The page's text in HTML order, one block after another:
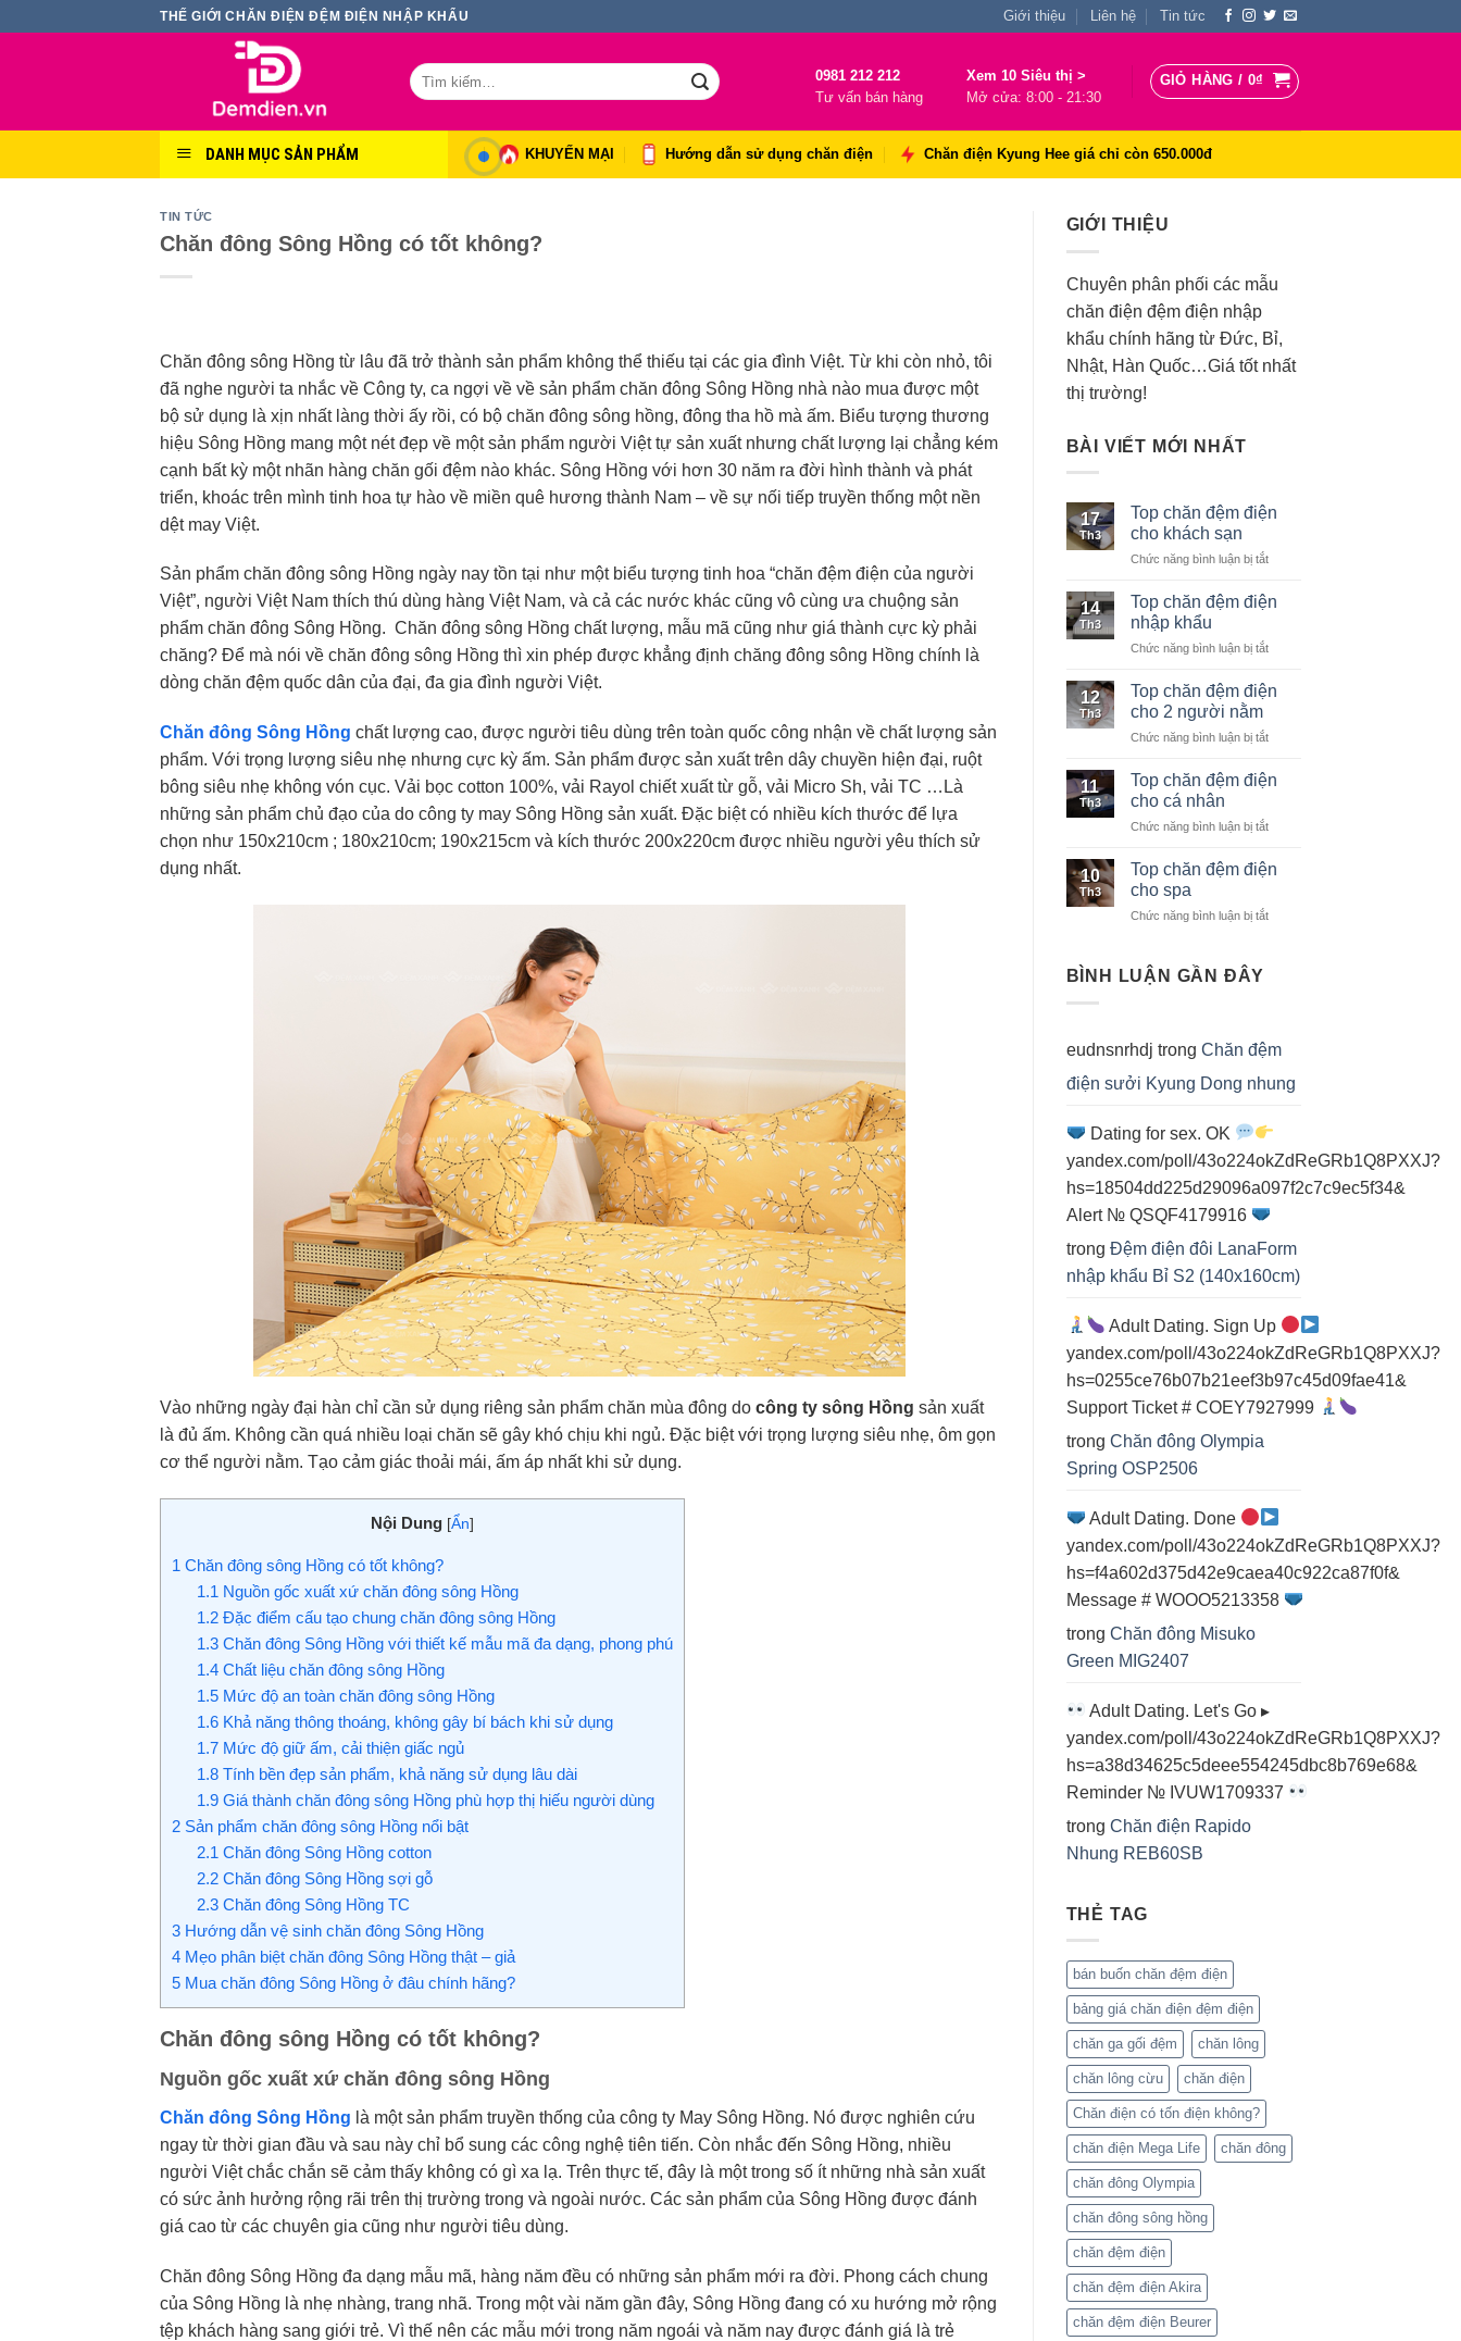
THẾ GIỚI CHĂN ĐIỆN ĐỆM ĐIỆN NHẬP KHẨU Giới thiệu Liên hệ Tin tức
Tìm
kiếm:
0981 212 212
Tư vấn bán hàng
Xem 10 Siêu thị >
Mở cửa: 8:00 - 21:30
GIỎ HÀNG / 0₫
DANH MỤC SẢN PHẨM KHUYẾN MẠI Hướng dẫn sử dụng chăn điện Chăn điện Kyung Hee giá chỉ còn 650.000đ
TIN TỨC
Chăn đông Sông Hồng có tốt không?
Chăn đông sông Hồng từ lâu đã trở thành sản phẩm không thể thiếu tại các gia đình Việt. Từ khi còn nhỏ, tôi
đã nghe người ta nhắc về Công ty, ca ngợi về về sản phẩm chăn đông Sông Hồng nhà nào mua được một
bộ sử dụng là xịn nhất làng thời ấy rồi, có bộ chăn đông sông hồng, đông tha hồ mà ấm. Biểu tượng thương
hiệu Sông Hồng mang một nét đẹp về một sản phẩm người Việt tự sản xuất nhưng chất lượng lại chẳng kém
cạnh bất kỳ một nhãn hàng chăn gối đệm nào khác. Sông Hồng với hơn 30 năm ra đời hình thành và phát
triển, khoác trên mình tinh hoa tự hào về miền quê hương thành Nam – về sự nối tiếp truyền thống một nền
dệt may Việt.
Sản phẩm chăn đông sông Hồng ngày nay tồn tại như một biểu tượng tinh hoa “chăn đệm điện của người
Việt”, người Việt Nam thích thú dùng hàng Việt Nam, và cả các nước khác cũng vô cùng ưa chuộng sản
phẩm chăn đông Sông Hồng. Chăn đông sông Hồng chất lượng, mẫu mã cũng như giá thành cực kỳ phải
chăng? Để mà nói về chăn đông sông Hồng thì xin phép được khẳng định chăng đông sông Hồng chính là
dòng chăn đệm quốc dân của đại, đa gia đình người Việt.
Chăn đông Sông Hồng chất lượng cao, được người tiêu dùng trên toàn quốc công nhận về chất lượng sản
phẩm. Với trọng lượng siêu nhẹ nhưng cực kỳ ấm. Sản phẩm được sản xuất trên dây chuyền hiện đại, ruột
bông siêu nhẹ không vón cục. Vải bọc cotton 100%, vải Rayol chiết xuất từ gỗ, vải Micro Sh, vải TC …Là
những sản phẩm chủ đạo của do công ty may Sông Hồng sản xuất. Đặc biệt có nhiều kích thước để lựa
chọn như 150x210cm ; 180x210cm; 190x215cm và kích thước 200x220cm được nhiều người yêu thích sử
dụng nhất.
Vào những ngày đại hàn chỉ cần sử dụng riêng sản phẩm chăn mùa đông do công ty sông Hồng sản xuất
là đủ ấm. Không cần quá nhiều loại chăn sẽ gây khó chịu khi ngủ. Đặc biệt với trọng lượng siêu nhẹ, ôm gọn
cơ thể người nằm. Tạo cảm giác thoải mái, ấm áp nhất khi sử dụng.
Nội Dung [Ẩn]
1 Chăn đông sông Hồng có tốt không?
1.1 Nguồn gốc xuất xứ chăn đông sông Hồng
1.2Đặc điểm cấu tạo chung chăn đông sông Hồng
1.3Chăn đông Sông Hồng với thiết kế mẫu mã đa dạng, phong phú
1.4Chất liệu chăn đông sông Hồng
1.5Mức độ an toàn chăn đông sông Hồng
1.6Khả năng thông thoáng, không gây bí bách khi sử dụng
1.7Mức độ giữ ấm, cải thiện giấc ngủ
1.8Tính bền đẹp sản phẩm, khả năng sử dụng lâu dài
1.9Giá thành chăn đông sông Hồng phù hợp thị hiếu người dùng
2 Sản phẩm chăn đông sông Hồng nổi bật
2.1 Chăn đông Sông Hồng cotton
2.2Chăn đông Sông Hồng sợi gỗ
2.3Chăn đông Sông Hồng TC
3 Hướng dẫn vệ sinh chăn đông Sông Hồng
4 Mẹo phân biệt chăn đông Sông Hồng thật – giả
5 Mua chăn đông Sông Hồng ở đâu chính hãng?
Chăn đông sông Hồng có tốt không?
Nguồn gốc xuất xứ chăn đông sông Hồng
Chăn đông Sông Hồng là một sản phẩm truyền thống của công ty May Sông Hồng. Nó được nghiên cứu
ngay từ thời gian đầu và sau này chỉ bổ sung các công nghệ tiên tiến. Còn nhắc đến Sông Hồng, nhiều
người Việt chắc chắn sẽ cảm thấy không có gì xa lạ. Trên thực tế, đây là một trong số ít những nhà sản xuất
có sức ảnh hưởng rộng rãi trên thị trường trong và ngoài nước. Các sản phẩm của Sông Hồng được đánh
giá cao từ các chuyên gia cũng như người tiêu dùng.
Chăn đông Sông Hồng đa dạng mẫu mã, hàng năm đều có những sản phẩm mới ra đời. Phong cách chung
của Sông Hồng là nhẹ nhàng, trang nhã. Trong một vài năm gần đây, Sông Hồng đang có xu hướng mở rộng
tệp khách hàng sang giới trẻ. Vì thế nên các mẫu mới trong năm ngoái và năm nay được đánh giá là trẻ
GIỚI THIỆU
Chuyên phân phối các mẫu
chăn điện đệm điện nhập
khẩu chính hãng từ Đức, Bỉ,
Nhật, Hàn Quốc…Giá tốt nhất
thị trường!
BÀI VIẾT MỚI NHẤT
17
Th3
Top chăn đệm điện
cho khách sạn
Chức năng bình luận bị tắtở
chăn
cho
sạn
14
Th3
Top chăn đệm điện
nhập khẩu
Chức năng bình luận bị tắtở
chăn
nhập
12
Th3
Top chăn đệm điện
cho 2 người nằm
Chức năng bình luận bị tắtở
chăn
cho
người
11
Th3
Top chăn đệm điện
cho cá nhân
Chức năng bình luận bị tắtở
chăn
cho
10
Th3
Top chăn đệm điện
cho spa
Chức năng bình luận bị tắtở
BÌNH LUẬN GẦN ĐÂY
eudnsnrhdj trong Chăn đệm
điện sưởi Kyung Dong nhung
Dating for sex. OK
yandex.com/poll/43o224okZdReGRb1Q8PXXJ?
hs=18504dd225d29096a097f2c7c9ec5f34&
Alert № QSQF4179916
trong Đệm điện đôi LanaForm
nhập khẩu Bỉ S2 (140x160cm)
Adult Dating. Sign Up
yandex.com/poll/43o224okZdReGRb1Q8PXXJ?
hs=0255ce76b07b21eef3b97c45d09fae41&
Support Ticket # COEY7927999
trong Chăn đông Olympia
Spring OSP2506
Adult Dating. Done
yandex.com/poll/43o224okZdReGRb1Q8PXXJ?
hs=f4a602d375d42e9caea40c922ca87f0f&
Message # WOOO5213358
trong Chăn đông Misuko
Green MIG2407
Adult Dating. Let's Go ▸
yandex.com/poll/43o224okZdReGRb1Q8PXXJ?
hs=a38d34625c5deee554245dbc8b769e68&
Reminder № IVUW1709337
trong Chăn điện Rapido
Nhung REB60SB
THẺ TAG
bán buốn chăn đệm điện
bảng giá chăn điện đệm điện
chăn ga gối đệm chăn lông
chăn lông cừu chăn điện
Chăn điện có tốn điện không?
chăn điện Mega Life chăn đông
chăn đông Olympia
chăn đông sông hồng
chăn đệm điện
chăn đệm điện Akira
chăn đệm điện Beurer